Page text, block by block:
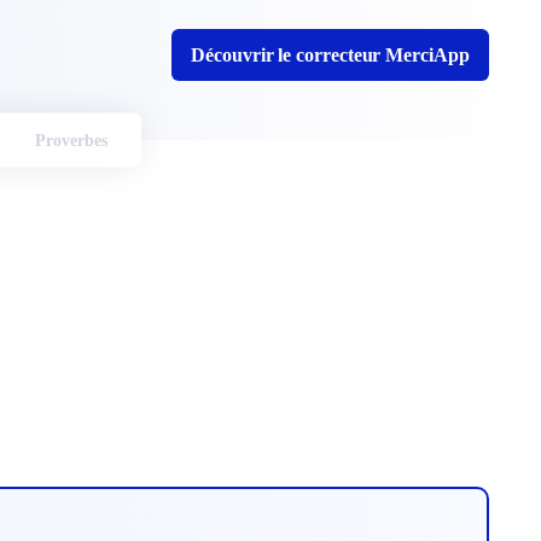
Découvrir le correcteur MerciApp
Proverbes